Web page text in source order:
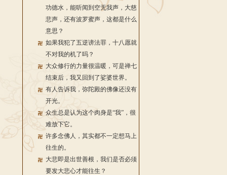
功德水，能听闻到空无我声，大慈
悲声，还有波罗蜜声，这都是什么
意思？
如果我犯了五逆谤法罪，十八愿就
不对我的机了吗？
大众修行的力量很温暖，可是禅七
结束后，我又回到了娑婆世界。
有人告诉我，弥陀殿的佛像还没有
开光。
众生总是认为这个肉身是“我”，很
难放下它。
许多念佛人，其实都不一定想马上
往生的。
大悲即是出世善根，我们是否必须
要发大悲心才能往生？